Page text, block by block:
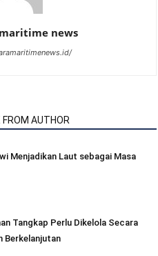
news
FROM AUTHOR
Menjadikan Laut sebagai Masa
Tangkap Perlu Dikelola Secara
Berkelanjutan